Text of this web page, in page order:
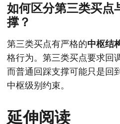
如何区分第三类买点
撑？
第三类买点有严格的中枢结
格行为。第三类买点要求回
而普通回踩支撑可能只是回
中枢级别约束。
延伸阅读